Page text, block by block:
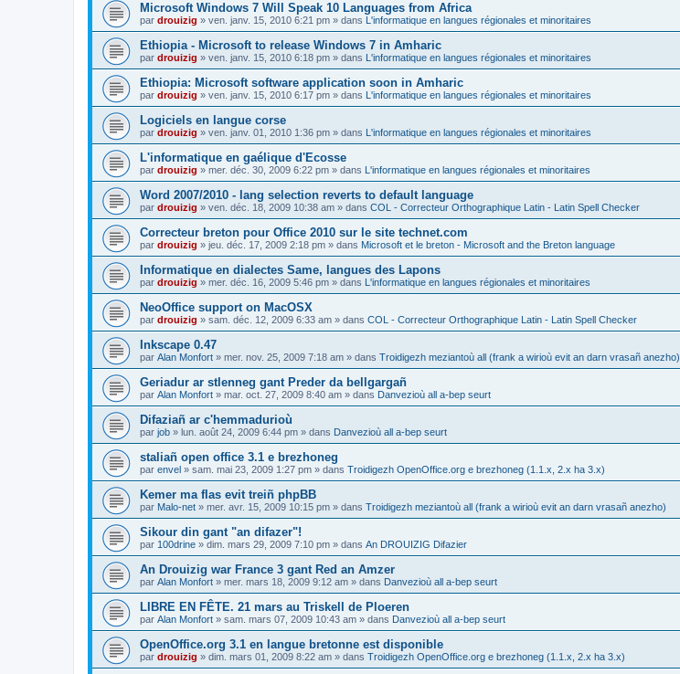
Microsoft Windows 7 Will Speak 10 Languages from Africa
par drouizig » ven. janv. 15, 2010 6:21 pm » dans L'informatique en langues régionales et minoritaires
Ethiopia - Microsoft to release Windows 7 in Amharic
par drouizig » ven. janv. 15, 2010 6:18 pm » dans L'informatique en langues régionales et minoritaires
Ethiopia: Microsoft software application soon in Amharic
par drouizig » ven. janv. 15, 2010 6:17 pm » dans L'informatique en langues régionales et minoritaires
Logiciels en langue corse
par drouizig » ven. janv. 01, 2010 1:36 pm » dans L'informatique en langues régionales et minoritaires
L'informatique en gaélique d'Ecosse
par drouizig » mer. déc. 30, 2009 6:22 pm » dans L'informatique en langues régionales et minoritaires
Word 2007/2010 - lang selection reverts to default language
par drouizig » ven. déc. 18, 2009 10:38 am » dans COL - Correcteur Orthographique Latin - Latin Spell Checker
Correcteur breton pour Office 2010 sur le site technet.com
par drouizig » jeu. déc. 17, 2009 2:18 pm » dans Microsoft et le breton - Microsoft and the Breton language
Informatique en dialectes Same, langues des Lapons
par drouizig » mer. déc. 16, 2009 5:46 pm » dans L'informatique en langues régionales et minoritaires
NeoOffice support on MacOSX
par drouizig » sam. déc. 12, 2009 6:33 am » dans COL - Correcteur Orthographique Latin - Latin Spell Checker
Inkscape 0.47
par Alan Monfort » mer. nov. 25, 2009 7:18 am » dans Troidigezh meziantoù all (frank a wirioù evit an darn vrasañ anezho)
Geriadur ar stlenneg gant Preder da bellgargañ
par Alan Monfort » mar. oct. 27, 2009 8:40 am » dans Danvezioù all a-bep seurt
Difaziañ ar c'hemmadurioù
par job » lun. août 24, 2009 6:44 pm » dans Danvezioù all a-bep seurt
staliañ open office 3.1 e brezhoneg
par envel » sam. mai 23, 2009 1:27 pm » dans Troidigezh OpenOffice.org e brezhoneg (1.1.x, 2.x ha 3.x)
Kemer ma flas evit treiñ phpBB
par Malo-net » mer. avr. 15, 2009 10:15 pm » dans Troidigezh meziantoù all (frank a wirioù evit an darn vrasañ anezho)
Sikour din gant "an difazer"!
par 100drine » dim. mars 29, 2009 7:10 pm » dans An DROUIZIG Difazier
An Drouizig war France 3 gant Red an Amzer
par Alan Monfort » mer. mars 18, 2009 9:12 am » dans Danvezioù all a-bep seurt
LIBRE EN FÊTE. 21 mars au Triskell de Ploeren
par Alan Monfort » sam. mars 07, 2009 10:43 am » dans Danvezioù all a-bep seurt
OpenOffice.org 3.1 en langue bretonne est disponible
par drouizig » dim. mars 01, 2009 8:22 am » dans Troidigezh OpenOffice.org e brezhoneg (1.1.x, 2.x ha 3.x)